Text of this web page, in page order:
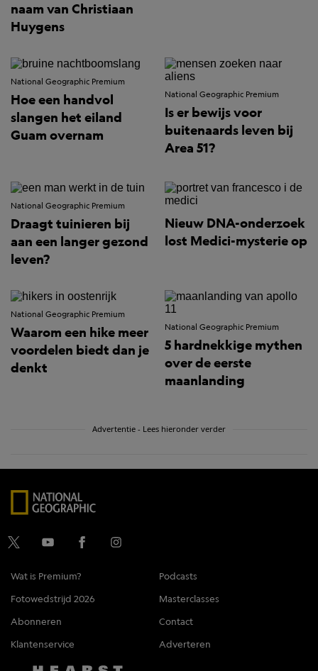
naam van Christiaan
Huygens
National Geographic Premium
Hoe een handvol
slangen het eiland
Guam overnam
National Geographic Premium
Is er bewijs voor
buitenaards leven bij
Area 51?
National Geographic Premium
Draagt tuinieren bij
aan een langer gezond
leven?
Nieuw DNA-onderzoek
lost Medici-mysterie op
National Geographic Premium
Waarom een hike meer
voordelen biedt dan je
denkt
National Geographic Premium
5 hardnekkige mythen
over de eerste
maanlanding
Advertentie - Lees hieronder verder
Wat is Premium?
Podcasts
Fotowedstrijd 2026
Masterclasses
Abonneren
Contact
Klantenservice
Adverteren